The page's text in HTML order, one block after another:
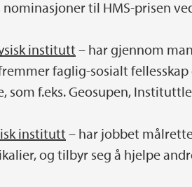
nominasjoner til HMS-prisen
institutt– har gjennom
faglig-sosialt
som f.eks. Geosupen,
institutt – har jobbet
og tilbyr seg å hjelpe